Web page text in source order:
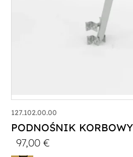
127.102.00.00
PODNOŚNIK
97,00€